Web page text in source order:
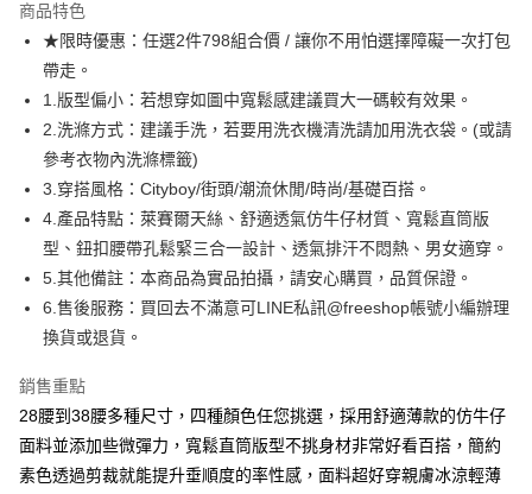
Apple Pay
街口支付
悠遊付
ATM付款
運送方式
每筆NT$80，滿NT$1,000(含以上)免運費
付款後全家取貨
7-11取貨付款
每筆NT$80，滿NT$1,000(含以上)免運費
商品特色
★限時優惠：任選2件798組合價 / 讓你不用怕選擇障礙一次打包
帶走。
1.版型偏小：若想穿如圖中寬鬆感建議買大一碼較有效果。
2.洗滌方式：建議手洗，若要用洗衣機清洗請加用洗衣袋。(或請
參考衣物內洗滌標籤)
3.穿搭風格：Cityboy/街頭/潮流休閒/時尚/基礎百搭。
4.產品特點：萊賽爾天絲、舒適透氣仿牛仔材質、寬鬆直筒版
型、鈕扣腰帶孔鬆緊三合一設計、透氣排汗不悶熱、男女適穿。
5.其他備註：本商品為實品拍攝，請安心購買，品質保證。
6.售後服務：買回去不滿意可LINE私訊@freeshop帳號小編辦理
換貨或退貨。
銷售重點
28腰到38腰多種尺寸，四種顏色任您挑選，採用舒適薄款的仿牛仔
面料並添加些微彈力，寬鬆直筒版型不挑身材非常好看百搭，簡約
素色透過剪裁就能提升垂順度的率性感，面料超好穿親膚冰涼輕薄